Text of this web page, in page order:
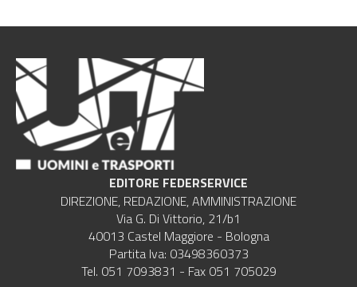
EDITORE FEDERSERVICE
DIREZIONE, REDAZIONE, AMMINISTRAZIONE
Via G. Di Vittorio, 21/b1
40013 Castel Maggiore - Bologna
Partita Iva: 03498360373
Tel. 051 7093831 - Fax 051 705029